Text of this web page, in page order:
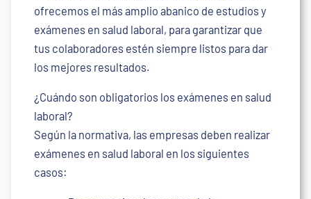
ofrecemos el más amplio abanico de estudios y
exámenes en salud laboral, para garantizar que
tus colaboradores estén siempre listos para dar
los mejores resultados.
¿Cuándo son obligatorios los exámenes en salud
laboral?
Según la normativa, las empresas deben realizar
exámenes en salud laboral en los siguientes
casos: